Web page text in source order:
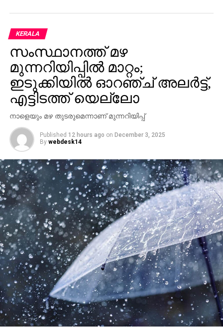
കോൺഗ്രസിന് അഭിപ്രായം പറയാനില്ല.
ഫെനിക്കെതിരെ ഇപ്പോഴുള്ളത് ആരോപണമാണ്.
വോട്ടർമാരോടുള്ള വിശദീകരണം ഫെനി തന്നെ
നൽകിയിട്ടുണ്ടെന്നും ജനീഷ് കൂട്ടിച്ചേർത്തു.
KERALA
സംസ്ഥാനത്ത് മഴ
മുന്നറിയിപ്പില്‍ മാറ്റം;
ഇടുക്കിയില്‍ ഓറഞ്ച് അലര്‍ട്ട്,
എട്ടിടത്ത് യെല്ലോ
നാളെയും മഴ തുടരുമെന്നാണ് മുന്നറിയിപ്പ്
Published 12 hours ago on December 3, 2025
By webdesk14